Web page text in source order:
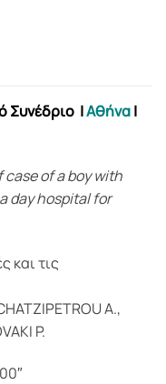
Συνέδριο |Αθήνα|
of a boy with
day hospital for
και τις
A.,
P.